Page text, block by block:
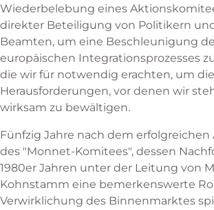
Wiederbelebung eines
direkter Beteiligung von Politikern
Beamten, um eine Beschleunigung
europäischen Integrationsprozesses
die wir für notwendig erachten, um die
Herausforderungen, vor denen wir
wirksam zu bewältigen.
Fünfzig Jahre nach dem erfolgreichen
des "Monnet-Komitees", dessen
1980er Jahren unter der Leitung von
Kohnstamm eine bemerkenswerte
Verwirklichung des Binnenmarktes